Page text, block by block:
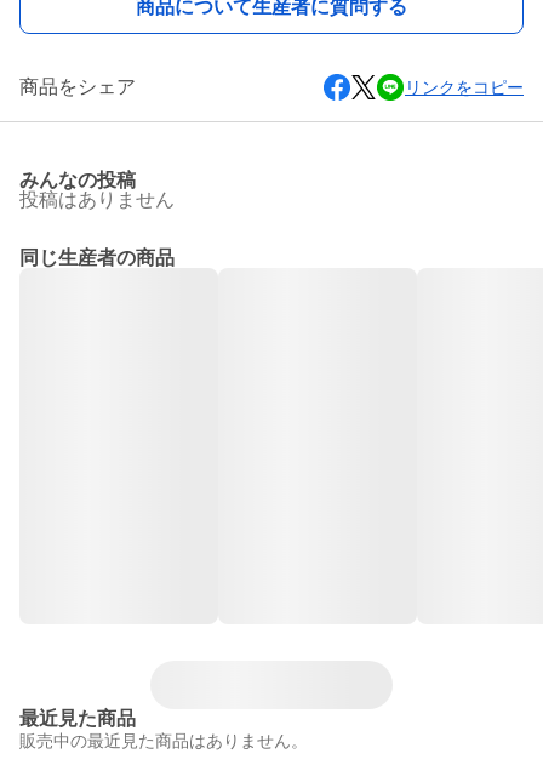
商品について生産者に質問する
商品をシェア リンクをコピー
みんなの投稿
投稿はありません
同じ生産者の商品
最近見た商品
販売中の最近見た商品はありません。